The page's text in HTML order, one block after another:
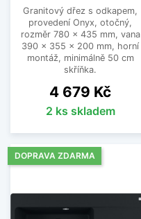
Granitový dřez s odkapem,
provedení Onyx, otočný,
rozměr 780 x 435 mm, vana
390 x 355 x 200 mm, horní
montáž, minimálně 50 cm
skříňka.
Cena
4 679 Kč
2 ks skladem
DOPRAVA ZDARMA